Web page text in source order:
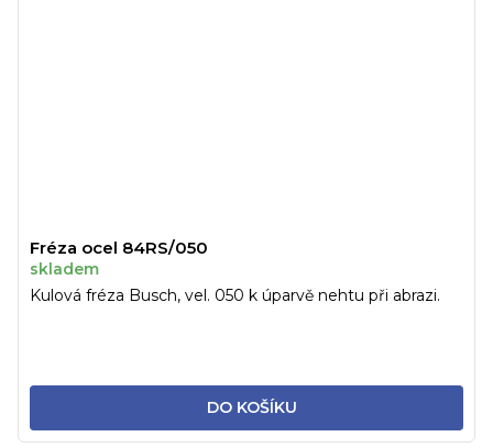
Fréza ocel 84RS/050
skladem
DO KOŠÍKU
Kulová fréza Busch, vel. 050 k úparvě nehtu při abrazi.